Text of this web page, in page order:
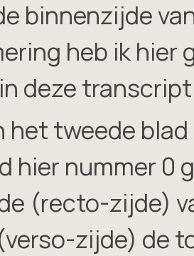
binnenzijde
heb ik
deze
het tweede
hier nummer 0
(recto-zijde)
zijde) de